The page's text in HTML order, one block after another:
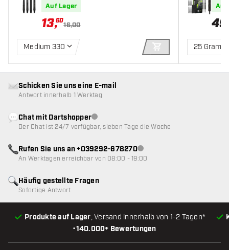
fts
Auf Lager
13,60
16,00
Medium 330
IN DEN
Auf
49
25 Gramm
•140.000+ Bewertungen
Produkte auf Lager, Versand innerhalb von 1-2 Tagen*
Häufig gestellte Fragen
Sofortige Antwort
Schicken Sie uns eine E-mail
Antwort innerhalb 1 Werktag
Chat mit DartshopperKundenservice nicht verfügbar
Der Chat ist 24/7 verfügbar, sieben Tage die Woche
Rufen Sie uns an +039292-678270Kundenservice nicht
An Werktagen erreichbar von 08:00 - 19:00